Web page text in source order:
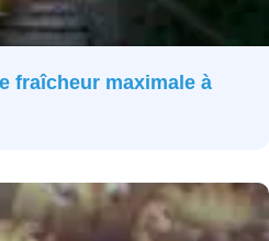
fraîcheur maximale à